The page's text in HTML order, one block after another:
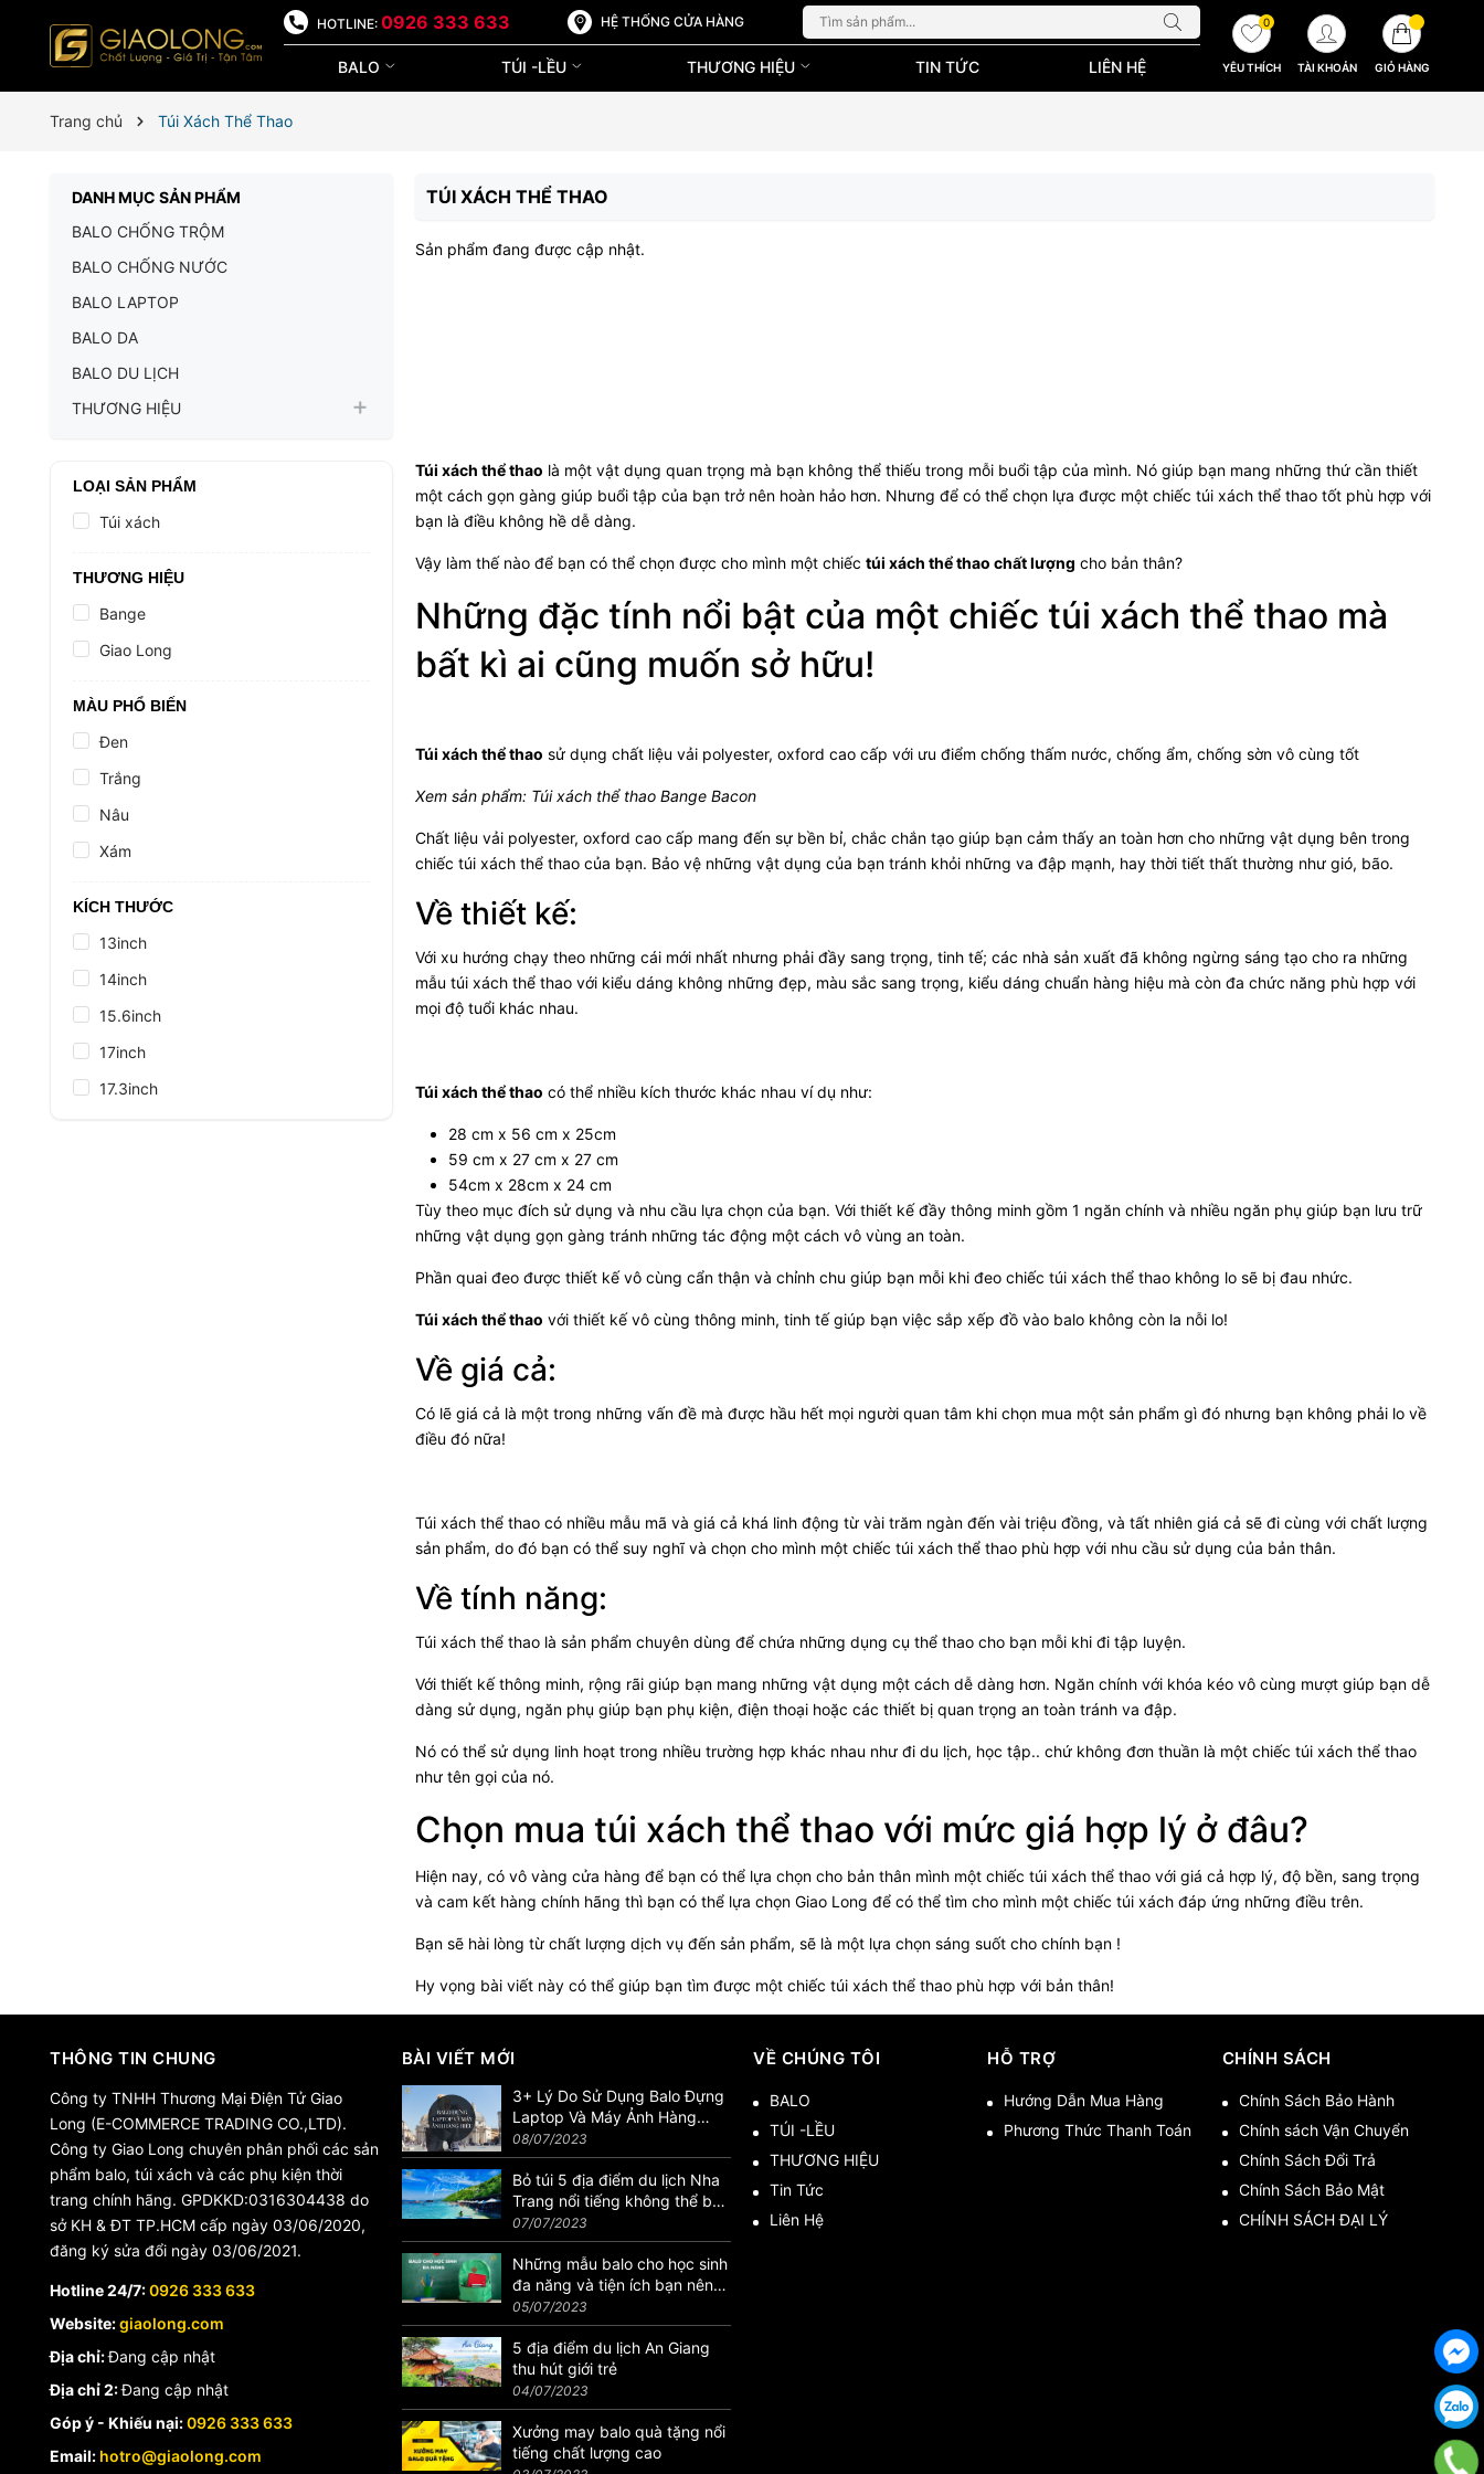
HOTLINE: 0926 333 633 HỆ THỐNG CỬA HÀNG
BALO TÚI -LỀU THƯƠNG HIỆU TIN TỨC LIÊN HỆ YÊU THÍCH
0
TÀI KHOẢN GIỎ HÀNG
Trang chủ Túi Xách Thể Thao
DANH MỤC SẢN PHẨM
BALO CHỐNG TRỘM
BALO CHỐNG NƯỚC
BALO LAPTOP
BALO DA
BALO DU LỊCH
THƯƠNG HIỆU
LOẠI SẢN PHẨM
Túi xách
THƯƠNG HIỆU
Bange
Giao Long
MÀU PHỔ BIẾN
Đen
Trắng
Nâu
Xám
KÍCH THƯỚC
13inch
14inch
15.6inch
17inch
17.3inch
TÚI XÁCH THỂ THAO
Sản phẩm đang được cập nhật.
Túi xách thể thao là một vật dụng quan trọng mà bạn không thể thiếu trong mỗi buổi tập của mình. Nó giúp bạn mang những thứ cần thiết
một cách gọn gàng giúp buổi tập của bạn trở nên hoàn hảo hơn. Nhưng để có thể chọn lựa được một chiếc túi xách thể thao tốt phù hợp với
bạn là điều không hề dễ dàng.
Vậy làm thế nào để bạn có thể chọn được cho mình một chiếctúi xách thể thao chất lượng cho bản thân?
Những đặc tính nổi bật của một chiếc túi xách thể thao mà
bất kì ai cũng muốn sở hữu!
Túi xách thể thao sử dụng chất liệu vải polyester, oxford cao cấp với ưu điểm chống thấm nước, chống ẩm, chống sờn vô cùng tốt
Xem sản phẩm: Túi xách thể thao Bange Bacon
Chất liệu vải polyester, oxford cao cấp mang đến sự bền bỉ, chắc chắn tạo giúp bạn cảm thấy an toàn hơn cho những vật dụng bên trong
chiếc túi xách thể thao của bạn. Bảo vệ những vật dụng của bạn tránh khỏi những va đập mạnh, hay thời tiết thất thường như gió, bão.
Về thiết kế:
Với xu hướng chạy theo những cái mới nhất nhưng phải đầy sang trọng, tinh tế; các nhà sản xuất đã không ngừng sáng tạo cho ra những
mẫu túi xách thể thao với kiểu dáng không những đẹp, màu sắc sang trọng, kiểu dáng chuẩn hàng hiệu mà còn đa chức năng phù hợp với
mọi độ tuổi khác nhau.
Túi xách thể thao có thể nhiều kích thước khác nhau ví dụ như:
28 cm x 56 cm x 25cm
59 cm x 27 cm x 27 cm
54cm x 28cm x 24 cm
Tùy theo mục đích sử dụng và nhu cầu lựa chọn của bạn. Với thiết kế đầy thông minh gồm 1 ngăn chính và nhiều ngăn phụ giúp bạn lưu trữ
những vật dụng gọn gàng tránh những tác động một cách vô vùng an toàn.
Phần quai đeo được thiết kế vô cùng cẩn thận và chỉnh chu giúp bạn mỗi khi đeo chiếc túi xách thể thao không lo sẽ bị đau nhức.
Túi xách thể thao với thiết kế vô cùng thông minh, tinh tế giúp bạn việc sắp xếp đồ vào balo không còn la nỗi lo!
Về giá cả:
Có lẽ giá cả là một trong những vấn đề mà được hầu hết mọi người quan tâm khi chọn mua một sản phẩm gì đó nhưng bạn không phải lo về
điều đó nữa!
Túi xách thể thao có nhiều mẫu mã và giá cả khá linh động từ vài trăm ngàn đến vài triệu đồng, và tất nhiên giá cả sẽ đi cùng với chất lượng
sản phẩm, do đó bạn có thể suy nghĩ và chọn cho mình một chiếc túi xách thể thao phù hợp với nhu cầu sử dụng của bản thân.
Về tính năng:
Túi xách thể thao là sản phẩm chuyên dùng để chứa những dụng cụ thể thao cho bạn mỗi khi đi tập luyện.
Với thiết kế thông minh, rộng rãi giúp bạn mang những vật dụng một cách dễ dàng hơn. Ngăn chính với khóa kéo vô cùng mượt giúp bạn dễ
dàng sử dụng, ngăn phụ giúp bạn phụ kiện, điện thoại hoặc các thiết bị quan trọng an toàn tránh va đập.
Nó có thể sử dụng linh hoạt trong nhiều trường hợp khác nhau như đi du lịch, học tập.. chứ không đơn thuần là một chiếc túi xách thể thao
như tên gọi của nó.
Chọn mua túi xách thể thao với mức giá hợp lý ở đâu?
Hiện nay, có vô vàng cửa hàng để bạn có thể lựa chọn cho bản thân mình một chiếc túi xách thể thao với giá cả hợp lý, độ bền, sang trọng
và cam kết hàng chính hãng thì bạn có thể lựa chọnGiao Long để có thể tìm cho mình một chiếc túi xách đáp ứng những điều trên.
Bạn sẽ hài lòng từ chất lượng dịch vụ đến sản phẩm, sẽ là một lựa chọn sáng suốt cho chính bạn !
Hy vọng bài viết này có thể giúp bạn tìm được một chiếc túi xách thể thao phù hợp với bản thân!
THÔNG TIN CHUNG
Công ty TNHH Thương Mại Điện Tử Giao
Long (E-COMMERCE TRADING CO.,LTD).
Công ty Giao Long chuyên phân phối các sản
phẩm balo, túi xách và các phụ kiện thời
trang chính hãng. GPDKKD:0316304438 do
sở KH & ĐT TP.HCM cấp ngày 03/06/2020,
đăng ký sửa đổi ngày 03/06/2021.
Hotline 24/7:0926 333 633
Website:giaolong.com
Địa chỉ:Đang cập nhật
Địa chỉ 2:Đang cập nhật
Góp ý - Khiếu nại:0926 333 633
Email: hotro@giaolong.com
BÀI VIẾT MỚI
3+ Lý Do Sử Dụng Balo Đựng
Laptop Và Máy Ảnh Hàng
Hiệu
08/07/2023
Bỏ túi 5 địa điểm du lịch Nha
Trang nổi tiếng không thể bỏ
lỡ
07/07/2023
Những mẫu balo cho học sinh
đa năng và tiện ích bạn nên
biết
05/07/2023
5 địa điểm du lịch An Giang
thu hút giới trẻ
04/07/2023
Xưởng may balo quà tặng nổi
tiếng chất lượng cao
VỀ CHÚNG TÔI
BALO
TÚI -LỀU
THƯƠNG HIỆU
Tin Tức
Liên Hệ
HỖ TRỢ
Hướng Dẫn Mua Hàng
Phương Thức Thanh Toán
CHÍNH SÁCH
Chính Sách Bảo Hành
Chính sách Vận Chuyển
Chính Sách Đổi Trả
Chính Sách Bảo Mật
CHÍNH SÁCH ĐẠI LÝ